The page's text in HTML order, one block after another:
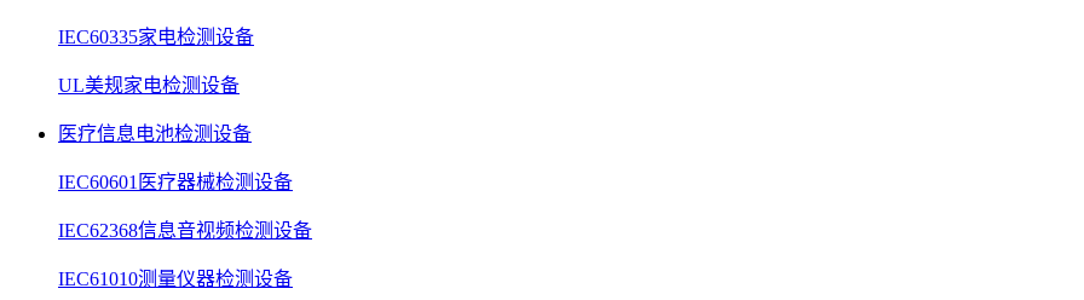
IEC60335家电检测设备
UL美规家电检测设备
医疗信息电池检测设备
IEC60601医疗器械检测设备
IEC62368信息音视频检测设备
IEC61010测量仪器检测设备